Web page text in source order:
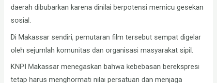
daerah dibubarkan karena dinilai berpotensi memicu gesekan
sosial.
Di Makassar sendiri, pemutaran film tersebut sempat digelar
oleh sejumlah komunitas dan organisasi masyarakat sipil.
KNPI Makassar menegaskan bahwa kebebasan berekspresi
tetap harus menghormati nilai persatuan dan menjaga